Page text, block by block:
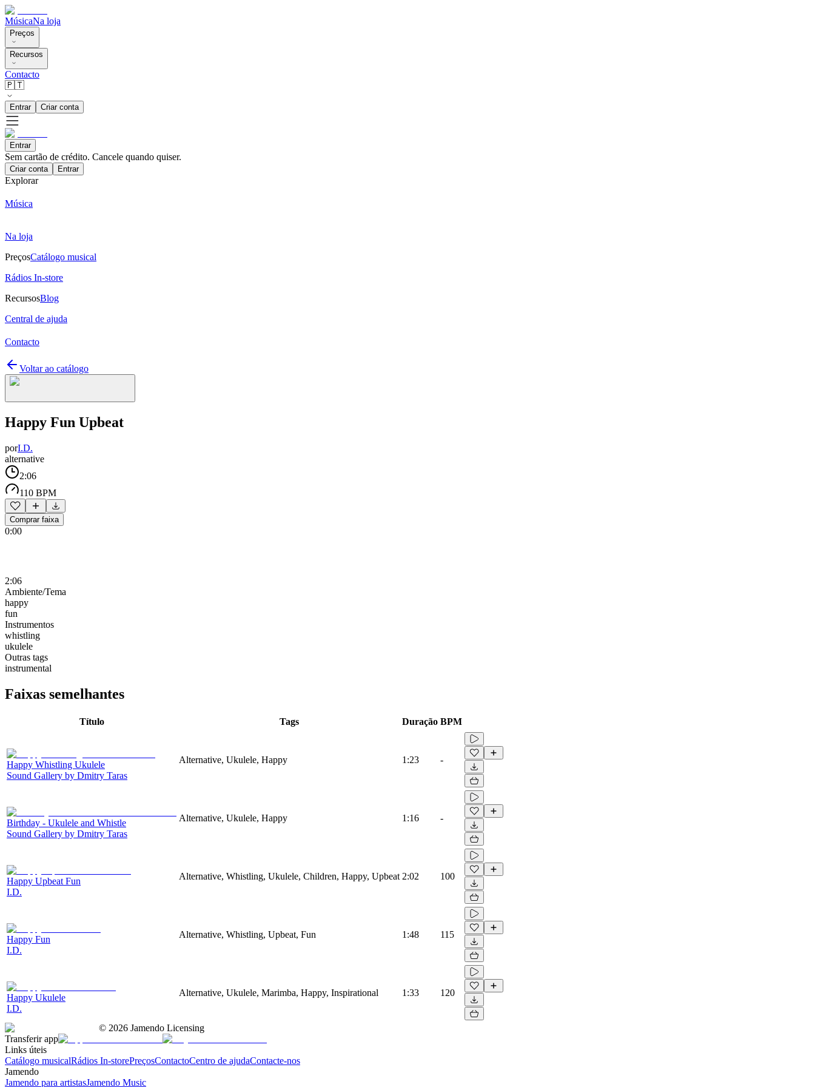
MúsicaNa loja
Preços
Recursos
Contacto
🇵🇹
Entrar Criar conta
Entrar
Sem cartão de crédito. Cancele quando quiser.
Criar conta Entrar
Explorar
Música
Na loja
PreçosCatálogo musical
Rádios In-store
RecursosBlog
Central de ajuda
Contacto
Voltar ao catálogo
Happy Fun Upbeat
porI.D.
alternative
2:06
110 BPM
Comprar faixa
0:00
2:06
Ambiente/Tema
happy
fun
Instrumentos
whistling
ukulele
Outras tags
instrumental
Faixas semelhantes
Título Tags Duração BPM
Happy Whistling Ukulele
Sound Gallery by Dmitry Taras
Alternative, Ukulele, Happy 1:23 -
Birthday - Ukulele and Whistle
Sound Gallery by Dmitry Taras
Alternative, Ukulele, Happy 1:16 -
Happy Upbeat Fun
I.D.
Alternative, Whistling, Ukulele, Children, Happy, Upbeat 2:02 100
Happy Fun
I.D.
Alternative, Whistling, Upbeat, Fun 1:48 115
Happy Ukulele
I.D.
Alternative, Ukulele, Marimba, Happy, Inspirational 1:33 120
© 2026 Jamendo Licensing
Transferir app
Links úteis
Catálogo musicalRádios In-storePreçosContactoCentro de ajudaContacte-nos
Jamendo
Jamendo para artistasJamendo Music